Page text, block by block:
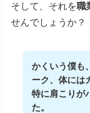
そして、それを職
せんでしょうか？
かくいう僕も
ーク、体には
特に肩こりが
た。